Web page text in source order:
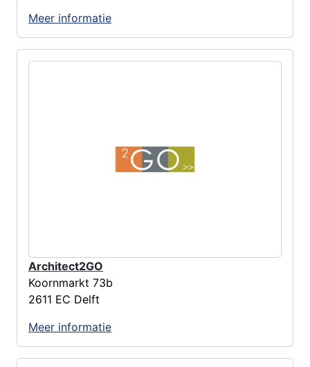
Meer informatie
Architect2GO
Koornmarkt 73b
2611 EC Delft
Meer informatie